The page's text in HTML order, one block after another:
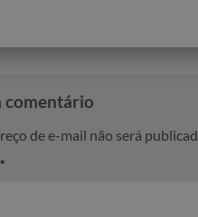
comentário
de e-mail não será
*